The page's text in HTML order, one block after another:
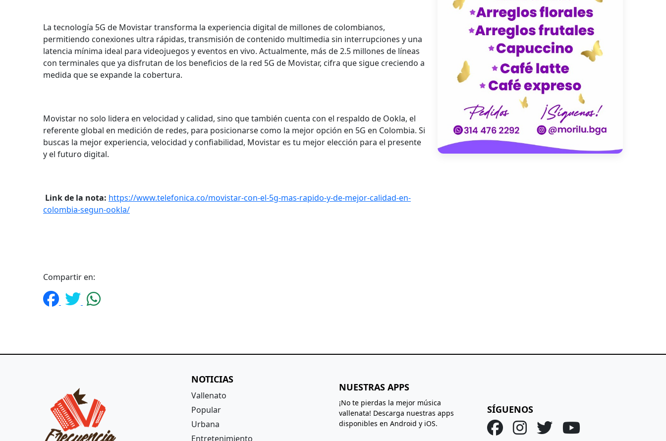
La tecnología 5G de Movistar transforma la experiencia digital de millones de colombianos,
permitiendo conexiones ultra rápidas, transmisión de contenido multimedia sin interrupciones y una
latencia mínima ideal para videojuegos y eventos en vivo. Actualmente, más de 2.5 millones de líneas
con terminales que ya disfrutan de los beneficios de la red 5G de Movistar, cifra que sigue creciendo a
medida que se expande la cobertura.
Movistar no solo lidera en velocidad y calidad, sino que también cuenta con el respaldo de Ookla, el
referente global en medición de redes, para posicionarse como la mejor opción en 5G en Colombia. Si
buscas la mejor experiencia, velocidad y confiabilidad, Movistar es tu mejor elección para el presente
y el futuro digital.
Link de la nota: https://www.telefonica.co/movistar-con-el-5g-mas-rapido-y-de-mejor-calidad-en-
colombia-segun-ookla/
Compartir en:
NOTICIAS
Vallenato
Popular
Urbana
Entretenimiento
NUESTRAS APPS
¡No te pierdas la mejor música
vallenata! Descarga nuestras apps
disponibles en Android y iOS.
SÍGUENOS